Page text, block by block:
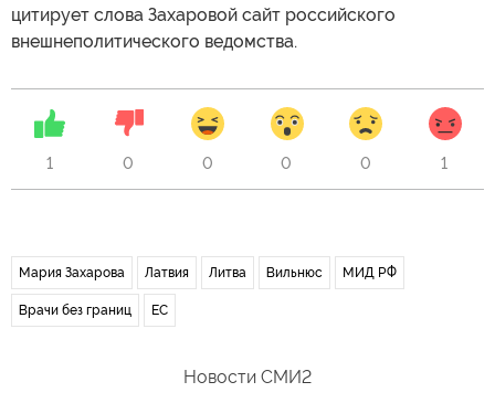
цитирует слова Захаровой сайт российского
внешнеполитического ведомства.
1 0 0 0 0 1
Мария Захарова Латвия Литва Вильнюс МИД РФ
Врачи без границ ЕС
Новости СМИ2